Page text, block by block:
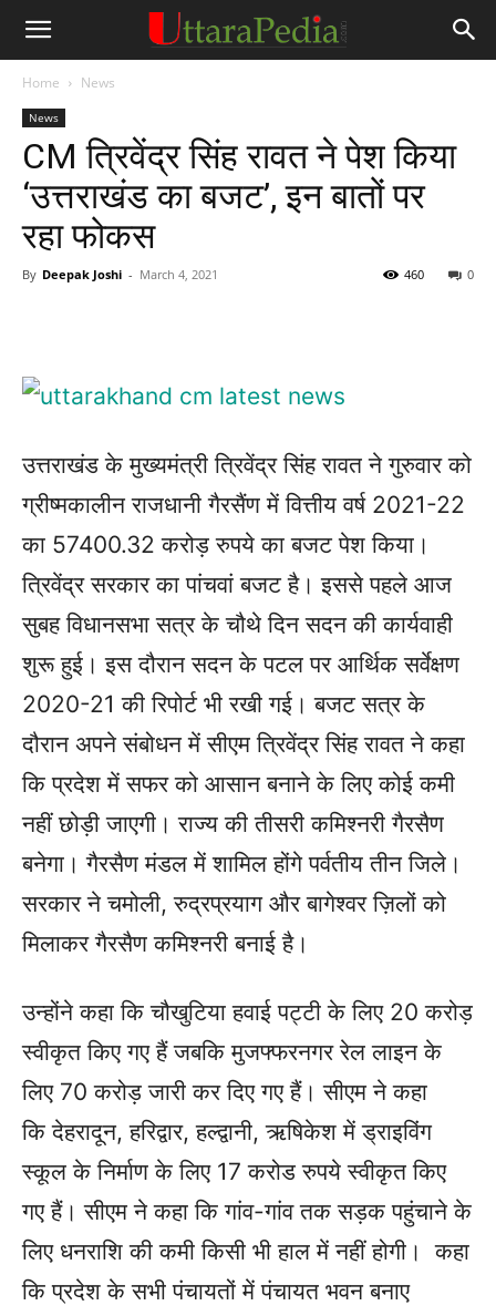
Home News
News
CM त्रिवेंद्र सिंह रावत ने पेश किया
‘उत्तराखंड का बजट’, इन बातों पर
रहा फोकस
By Deepak Joshi - March 4, 2021 0
460
उत्तराखंड के मुख्यमंत्री त्रिवेंद्र सिंह रावत ने गुरुवार को
ग्रीष्मकालीन राजधानी गैरसैंण में वित्तीय वर्ष 2021-22
का 57400.32 करोड़ रुपये का बजट पेश किया।
त्रिवेंद्र सरकार का पांचवां बजट है। इससे पहले आज
सुबह विधानसभा सत्र के चौथे दिन सदन की कार्यवाही
शुरू हुई। इस दौरान सदन के पटल पर आर्थिक सर्वेक्षण
2020-21 की रिपोर्ट भी रखी गई। बजट सत्र के
दौरान अपने संबोधन में सीएम त्रिवेंद्र सिंह रावत ने कहा
कि प्रदेश में सफर को आसान बनाने के लिए कोई कमी
नहीं छोड़ी जाएगी। राज्य की तीसरी कमिश्नरी गैरसैण
बनेगा। गैरसैण मंडल में शामिल होंगे पर्वतीय तीन जिले।
सरकार ने चमोली, रुद्रप्रयाग और बागेश्वर ज़िलों को
मिलाकर गैरसैण कमिश्नरी बनाई है।
उन्होंने कहा कि चौखुटिया हवाई पट्टी के लिए 20 करोड़
स्वीकृत किए गए हैं जबकि मुजफ्फरनगर रेल लाइन के
लिए 70 करोड़ जारी कर दिए गए हैं। सीएम ने कहा
कि देहरादून, हरिद्वार, हल्द्वानी, ऋषिकेश में ड्राइविंग
स्कूल के निर्माण के लिए 17 करोड रुपये स्वीकृत किए
गए हैं। सीएम ने कहा कि गांव-गांव तक सड़क पहुंचाने के
लिए धनराशि की कमी किसी भी हाल में नहीं होगी। कहा
कि प्रदेश के सभी पंचायतों में पंचायत भवन बनाए